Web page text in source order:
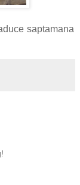
saptamana